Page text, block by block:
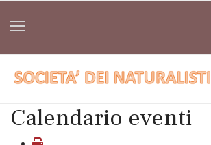
Calendario eventi